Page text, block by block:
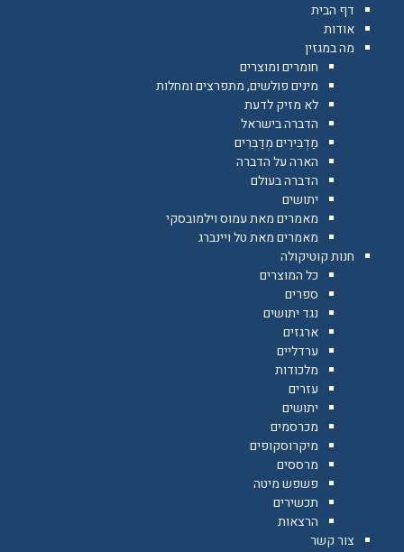
דף הבית
אודות
מה במגזין
חומרים ומוצרים
מינים פולשים, מתפרצים ומחלות
לא מזיק לדעת
הדברה בישראל
מַדְבִּירִים מְדַבְּרִים
הארה על הדברה
הדברה בעולם
יתושים
מאמרים מאת עמוס וילמובסקי
מאמרים מאת טל ויינברג
חנות קוטיקולה
כל המוצרים
ספרים
נגד יתושים
ארגזים
ערדליים
מלכודות
עזרים
יתושים
מכרסמים
מיקרוסקופים
מרססים
פשפש מיטה
תכשירים
הרצאות
צור קשר